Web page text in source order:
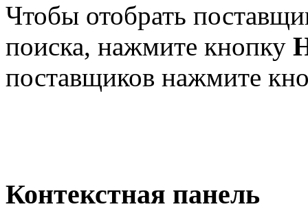
Чтобы отобрать
поиска, нажмите кнопку
поставщиков нажмите
Контекстная панель